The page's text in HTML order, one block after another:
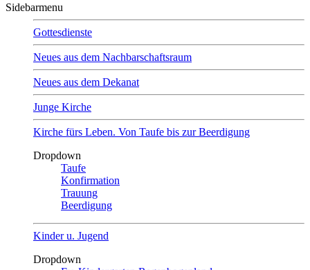
Sidebarmenu
Gottesdienste
Neues aus dem Nachbarschaftsraum
Neues aus dem Dekanat
Junge Kirche
Kirche fürs Leben. Von Taufe bis zur Beerdigung
Dropdown
Taufe
Konfirmation
Trauung
Beerdigung
Kinder u. Jugend
Dropdown